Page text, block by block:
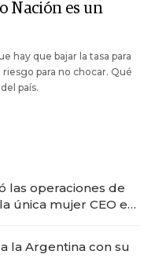
Nación es un
hay que bajar la tasa para
para no chocar. Qué
país.
las operaciones de
única mujer CEO en
la Argentina con su